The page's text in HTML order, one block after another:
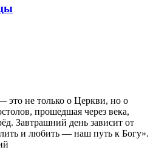
это не только о Церкви, но о
прошедшая через века,
Завтрашний день зависит от
и любить — наш путь к Богу».